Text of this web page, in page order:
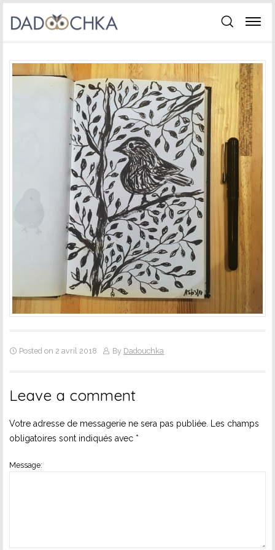
Posted on 2 avril 2018 By Dadouchka
Leave a comment
Votre adresse de messagerie ne sera pas publiée.
Les champs
obligatoires sont indiqués avec *
Message: